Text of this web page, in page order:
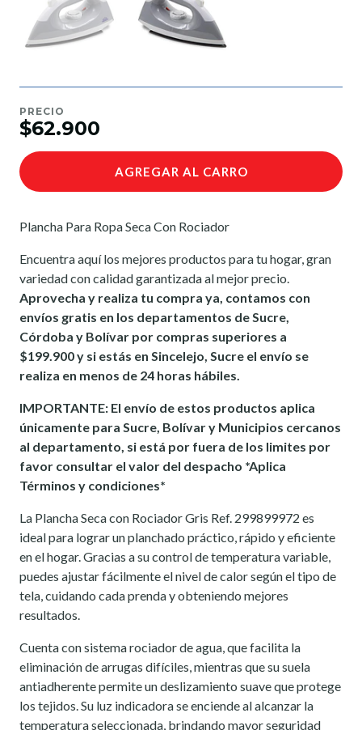
PRECIO
$62.900
AGREGAR AL CARRO
Plancha Para Ropa Seca Con Rociador
Encuentra aquí los mejores productos para tu hogar, gran
variedad con calidad garantizada al mejor precio.
Aprovecha y realiza tu compra ya, contamos con
envíos gratis en los departamentos de Sucre,
Córdoba y Bolívar por compras superiores a
$199.900 y si estás en Sincelejo, Sucre el envío se
realiza en menos de 24 horas hábiles.
IMPORTANTE: El envío de estos productos aplica
únicamente para Sucre, Bolívar y Municipios cercanos
al departamento, si está por fuera de los limites por
favor consultar el valor del despacho *Aplica
Términos y condiciones*
La Plancha Seca con Rociador Gris Ref. 299899972 es
ideal para lograr un planchado práctico, rápido y eficiente
en el hogar. Gracias a su control de temperatura variable,
puedes ajustar fácilmente el nivel de calor según el tipo de
tela, cuidando cada prenda y obteniendo mejores
resultados.
Cuenta con sistema rociador de agua, que facilita la
eliminación de arrugas difíciles, mientras que su suela
antiadherente permite un deslizamiento suave que protege
los tejidos. Su luz indicadora se enciende al alcanzar la
temperatura seleccionada, brindando mayor seguridad